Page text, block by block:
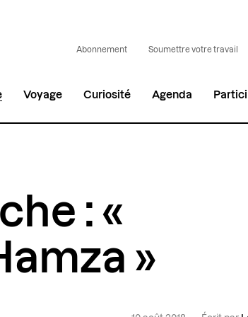
Abonnement Soumettre votre travail
Voyage Curiosité Agenda
: «
»